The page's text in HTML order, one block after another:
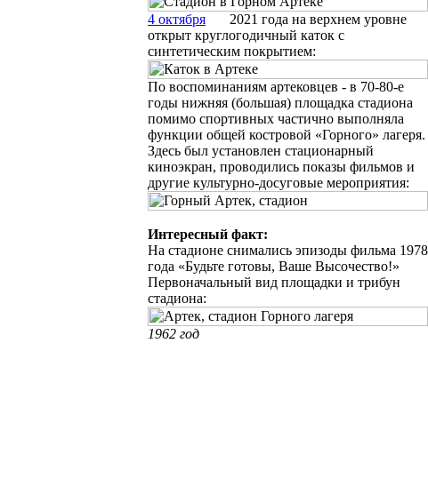
4 октября
2021 года на верхнем уровне
открыт круглогодичный каток с
синтетическим покрытием:
По воспоминаниям артековцев - в 70-80-е
годы нижняя (большая) площадка стадиона
помимо спортивных частично выполняла
функции общей костровой «Горного» лагеря.
Здесь был установлен стационарный
киноэкран, проводились показы фильмов и
другие культурно-досуговые мероприятия:
Интересный факт:
На стадионе снимались эпизоды фильма 1978
года «Будьте готовы, Ваше Высочество!»
Первоначальный вид площадки и трибун
стадиона:
1962 год